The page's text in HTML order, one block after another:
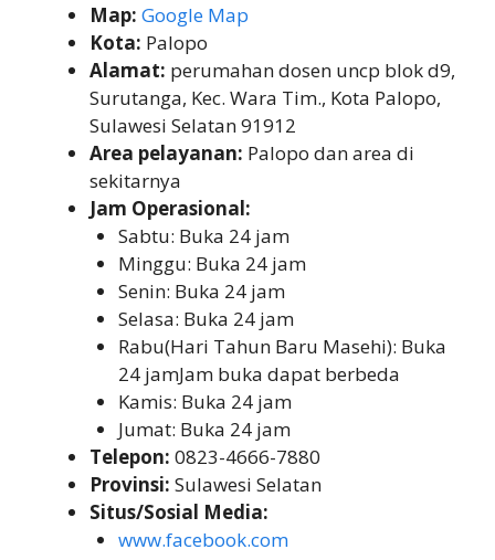
Map: Google Map
Kota: Palopo
Alamat: perumahan dosen uncp blok d9,
Surutanga, Kec. Wara Tim., Kota Palopo,
Sulawesi Selatan 91912
Area pelayanan: Palopo dan area di
sekitarnya
Jam Operasional:
Sabtu: Buka 24 jam
Minggu: Buka 24 jam
Senin: Buka 24 jam
Selasa: Buka 24 jam
Rabu(Hari Tahun Baru Masehi): Buka
24 jamJam buka dapat berbeda
Kamis: Buka 24 jam
Jumat: Buka 24 jam
Telepon: 0823-4666-7880
Provinsi: Sulawesi Selatan
Situs/Sosial Media:
www.facebook.com